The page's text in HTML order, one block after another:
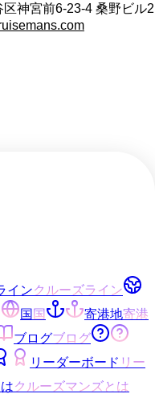
区神宮前6-23-4 桑野ビル2
インクルーズライン
国国 寄港地寄港
ブログブログ
リーダーボード リー
クルーズマンズとは